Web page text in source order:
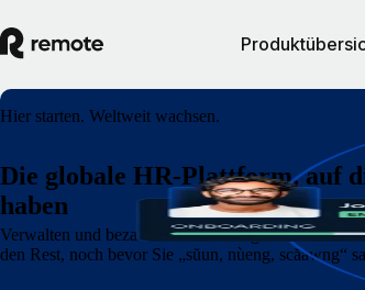
Hier starten. Weltweit wachsen.
Die globale HR‑Plattform, auf
haben
Verwalten und bezahlen Sie Ihre Angestellten und
den Rest, noch bevor Sie „sŭun, nùeng, scăawng“